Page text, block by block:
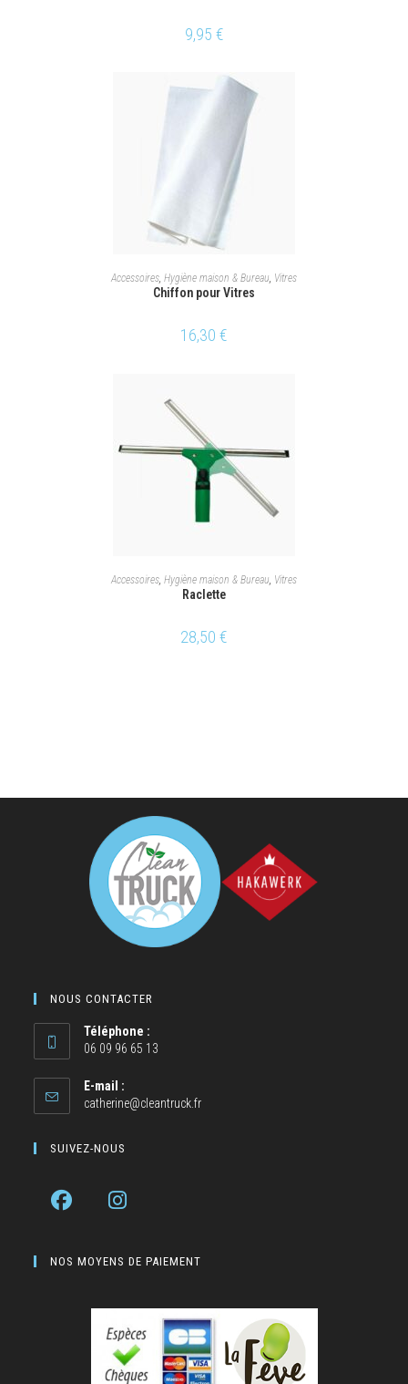
9,95 €
AJOUTER AU PANIER
Accessoires, Hygiène maison & Bureau, Vitres
Chiffon pour Vitres
16,30 €
AJOUTER AU PANIER
Accessoires, Hygiène maison & Bureau, Vitres
Raclette
28,50 €
NOUS CONTACTER
Téléphone :
06 09 96 65 13
E-mail :
catherine@cleantruck.fr
SUIVEZ-NOUS
NOS MOYENS DE PAIEMENT